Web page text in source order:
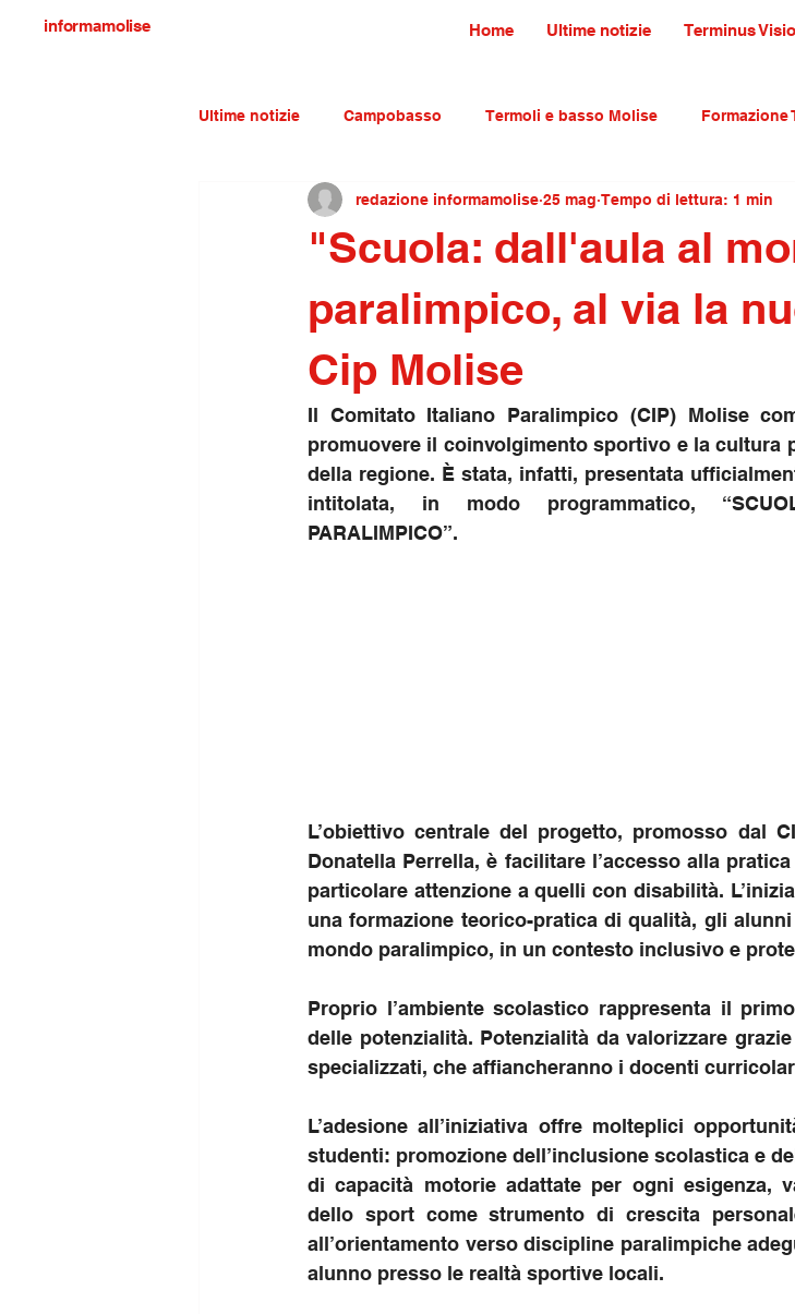
informamolise Home Ultime notizie Terminus
Ultime notizie Campobasso Termoli e basso Molise Formazione
Economia e lavoro Molise cultura tradizioni e turismo primo
"Scuola: dall'aula al
paralimpico, al via la
Cip Molise
redazione informamolise 25 mag Tempo di lettura: 1 min
Il Comitato Italiano Paralimpico (CIP) Molise
promuovere il coinvolgimento sportivo e la cultura
della regione. È stata, infatti, presentata
intitolata, in modo programmatico,
PARALIMPICO”.
L’obiettivo centrale del progetto, promosso dal
Donatella Perrella, è facilitare l’accesso alla
particolare attenzione a quelli con disabilità.
una formazione teorico-pratica di qualità, gli
mondo paralimpico, in un contesto inclusivo e
Proprio l’ambiente scolastico rappresenta il
delle potenzialità. Potenzialità da valorizzare
specializzati, che affiancheranno i docenti
L’adesione all’iniziativa offre molteplici
studenti: promozione dell’inclusione scolastica e
di capacità motorie adattate per ogni esigenza,
dello sport come strumento di crescita
all’orientamento verso discipline paralimpiche
alunno presso le realtà sportive locali.